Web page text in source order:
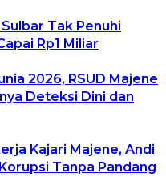
Tak Penuhi
Rp1 Miliar
2026, RSUD Majene
Deteksi Dini dan
Kajari Majene, Andi
Tanpa Pandang